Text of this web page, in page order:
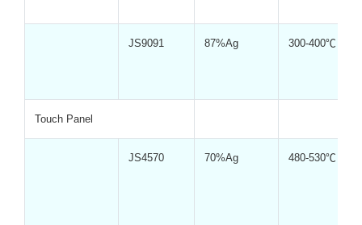
JS9091 87%Ag 300-400℃
Touch Panel
JS4570 70%Ag 480-530℃